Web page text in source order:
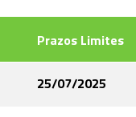
Prazos Limites
25/07/2025